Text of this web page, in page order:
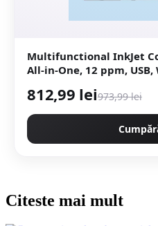
Multifunctional InkJet
All-in-One, 12 ppm, USB,
812,99 lei973,99 lei
Citeste mai mult